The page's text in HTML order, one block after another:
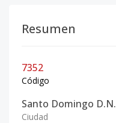
Resumen
7352
Código
Santo Domingo D.N.
Ciudad